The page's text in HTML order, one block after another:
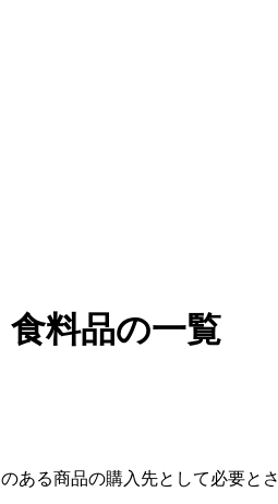
料品の一覧
る商品の購入先として必要と